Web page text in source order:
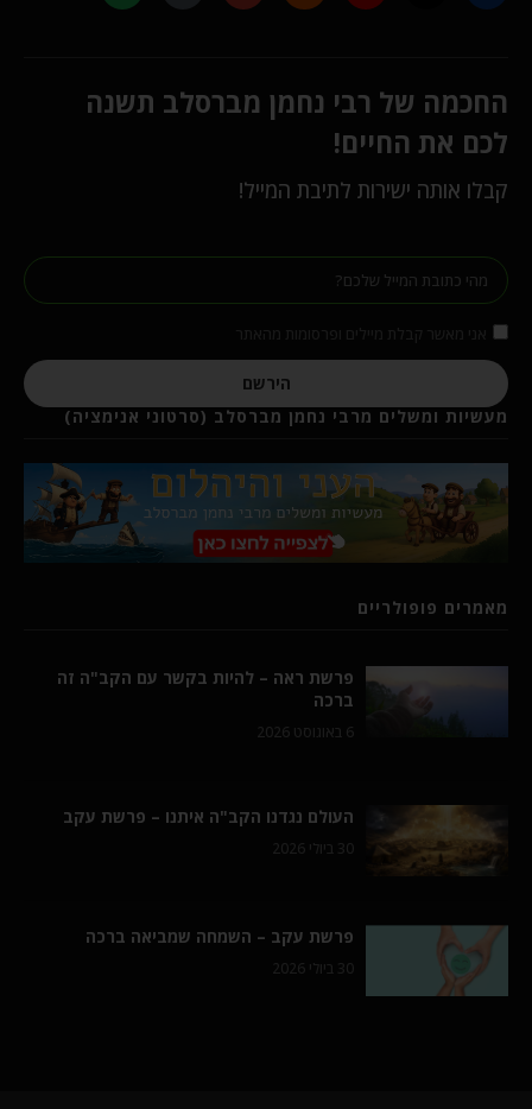
החכמה של רבי נחמן מברסלב תשנה
לכם את החיים!
קבלו אותה ישירות לתיבת המייל!
הירשם
מעשיות ומשלים מרבי נחמן מברסלב (סרטוני אנימציה)
מאמרים פופולריים
פרשת ראה – להיות בקשר עם הקב"ה זה
ברכה
6 באוגוסט 2026
העולם נגדנו הקב"ה איתנו – פרשת עקב
30 ביולי 2026
פרשת עקב – השמחה שמביאה ברכה
30 ביולי 2026